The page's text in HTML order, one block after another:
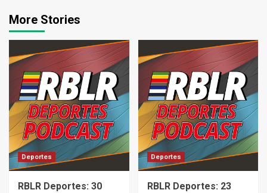
More Stories
Deportes
RBLR Deportes: 30
Deportes
RBLR Deportes: 23